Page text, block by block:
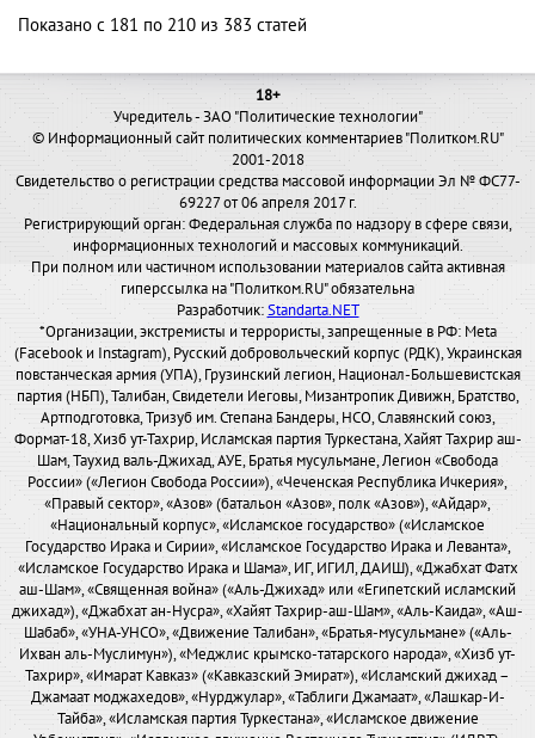
Показано с 181 по 210 из 383 статей
18+
Учредитель - ЗАО "Политические технологии"
© Информационный сайт политических комментариев "Политком.RU"
2001-2018
Свидетельство о регистрации средства массовой информации Эл № ФС77-
69227 от 06 апреля 2017 г.
Регистрирующий орган: Федеральная служба по надзору в сфере связи,
информационных технологий и массовых коммуникаций.
При полном или частичном использовании материалов сайта активная
гиперссылка на "Политком.RU" обязательна
Разработчик:Standarta.NET
*Организации, экстремисты и террористы, запрещенные в РФ: Meta
(Facebook и Instagram), Русский добровольческий корпус (РДК), Украинская
повстанческая армия (УПА), Грузинский легион, Национал-Большевистская
партия (НБП), Талибан, Свидетели Иеговы, Мизантропик Дивижн, Братство,
Артподготовка, Тризуб им. Степана Бандеры, НСО, Славянский союз,
Формат-18, Хизб ут-Тахрир, Исламская партия Туркестана, Хайят Тахрир аш-
Шам, Таухид валь-Джихад, АУЕ, Братья мусульмане, Легион «Свобода
России» («Легион Свобода России»), «Чеченская Республика Ичкерия»,
«Правый сектор», «Азов» (батальон «Азов», полк «Азов»), «Айдар»,
«Национальный корпус», «Исламское государство» («Исламское
Государство Ирака и Сирии», «Исламское Государство Ирака и Леванта»,
«Исламское Государство Ирака и Шама», ИГ, ИГИЛ, ДАИШ), «Джабхат Фатх
аш-Шам», «Священная война» («Аль-Джихад» или «Египетский исламский
джихад»), «Джабхат ан-Нусра», «Хайят Тахрир-аш-Шам», «Аль-Каида», «Аш-
Шабаб», «УНА-УНСО», «Движение Талибан», «Братья-мусульмане» («Аль-
Ихван аль-Муслимун»), «Меджлис крымско-татарского народа», «Хизб ут-
Тахрир», «Имарат Кавказ» («Кавказский Эмират»), «Исламский джихад –
Джамаат моджахедов», «Нурджулар», «Таблиги Джамаат», «Лашкар-И-
Тайба», «Исламская партия Туркестана», «Исламское движение